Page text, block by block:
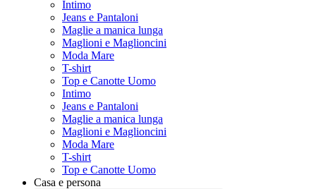
Intimo
Jeans e Pantaloni
Maglie a manica lunga
Maglioni e Maglioncini
Moda Mare
T-shirt
Top e Canotte Uomo
Intimo
Jeans e Pantaloni
Maglie a manica lunga
Maglioni e Maglioncini
Moda Mare
T-shirt
Top e Canotte Uomo
Casa e persona